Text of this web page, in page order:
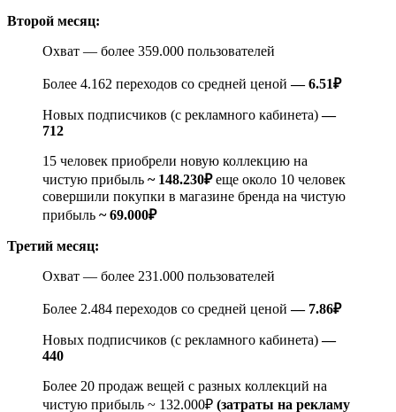
Второй месяц:
Охват — более 359.000 пользователей
Более 4.162 переходов со средней ценой— 6.51₽
Новых подписчиков (с рекламного кабинета)—
712
15 человек приобрели новую коллекцию на
чистую прибыль ~ 148.230₽еще около 10 человек
совершили покупки в магазине бренда на чистую
прибыль ~ 69.000₽
Третий месяц:
Охват — более 231.000 пользователей
Более 2.484 переходов со средней ценой— 7.86₽
Новых подписчиков (с рекламного кабинета)—
440
Более 20 продаж вещей с разных коллекций на
чистую прибыль ~ 132.000₽ (затраты на рекламу